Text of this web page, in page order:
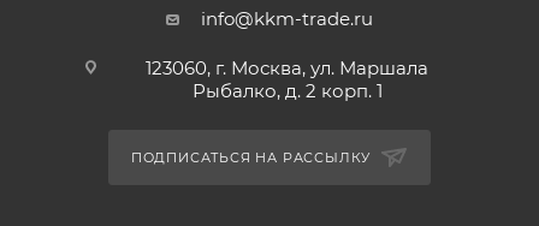
info@kkm-trade.ru
123060, г. Москва, ул. Маршала
Рыбалко, д. 2 корп. 1
ПОДПИСАТЬСЯ НА РАССЫЛКУ